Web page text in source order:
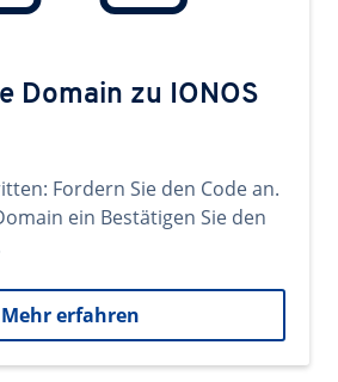
Domain zu IONOS
Fordern Sie den Code an.
ein Bestätigen Sie den
Mehr erfahren